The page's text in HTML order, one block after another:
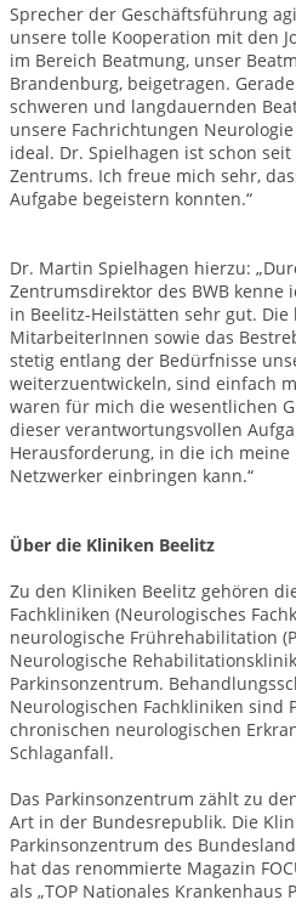
Sprecher der Geschäftsführung
unsere tolle Kooperation mit den
im Bereich Beatmung, unser
Brandenburg, beigetragen.
schweren und langdauernden
unsere Fachrichtungen
ideal. Dr. Spielhagen ist schon
Zentrums. Ich freue mich sehr,
Aufgabe begeistern konnten.“
Dr. Martin Spielhagen hierzu:
Zentrumsdirektor des BWB kenne
in Beelitz-Heilstätten sehr gut.
MitarbeiterInnen sowie das
stetig entlang der Bedürfnisse
weiterzuentwickeln, sind einfach
waren für mich die wesentlichen
dieser verantwortungsvollen
Herausforderung, in die ich
Netzwerker einbringen kann.“
Über die Kliniken Beelitz
Zu den Kliniken Beelitz gehören
Fachkliniken (Neurologisches
neurologische Frührehabilitation
Neurologische
Parkinsonzentrum.
Neurologischen Fachkliniken sind
chronischen neurologischen
Schlaganfall.
Das Parkinsonzentrum zählt zu
Art in der Bundesrepublik. Die
Parkinsonzentrum des
hat das renommierte Magazin
als „TOP Nationales Krankenhaus